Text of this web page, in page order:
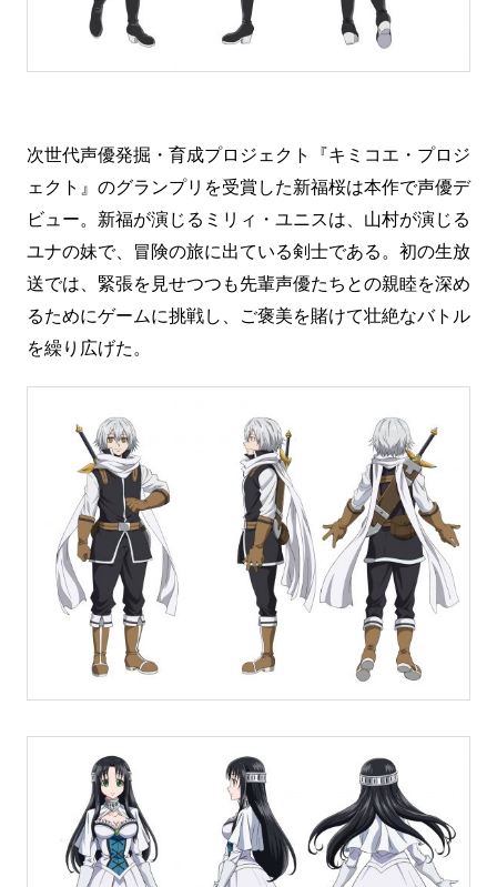
次世代声優発掘・育成プロジェクト『キミコエ・プロジ
ェクト』のグランプリを受賞した新福桜は本作で声優デ
ビュー。新福が演じるミリィ・ユニスは、山村が演じる
ユナの妹で、冒険の旅に出ている剣士である。初の生放
送では、緊張を見せつつも先輩声優たちとの親睦を深め
るためにゲームに挑戦し、ご褒美を賭けて壮絶なバトル
を繰り広げた。